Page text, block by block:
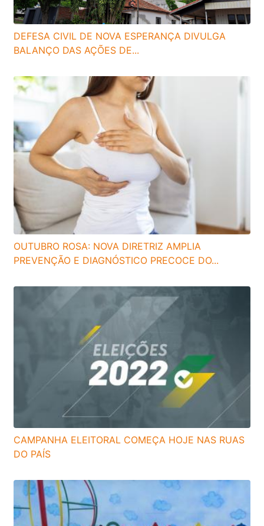
DEFESA CIVIL DE NOVA ESPERANÇA DIVULGA
BALANÇO DAS AÇÕES DE...
OUTUBRO ROSA: NOVA DIRETRIZ AMPLIA
PREVENÇÃO E DIAGNÓSTICO PRECOCE DO...
CAMPANHA ELEITORAL COMEÇA HOJE NAS RUAS
DO PAÍS